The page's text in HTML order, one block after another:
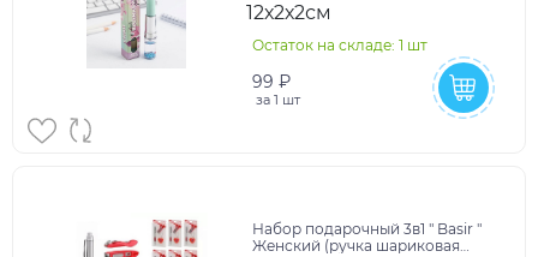
12х2х2см
Остаток на складе: 1 шт
99 ₽
за 1 шт
Набор подарочный 3в1 " Basir "
Женский (ручка шариковая